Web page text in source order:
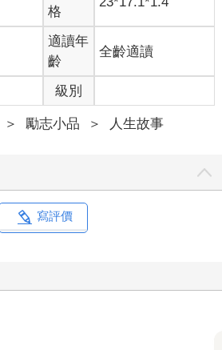
格
適讀年
齡
全齡適讀
級別
＞ 勵志小品 ＞ 人生故事
寫評價